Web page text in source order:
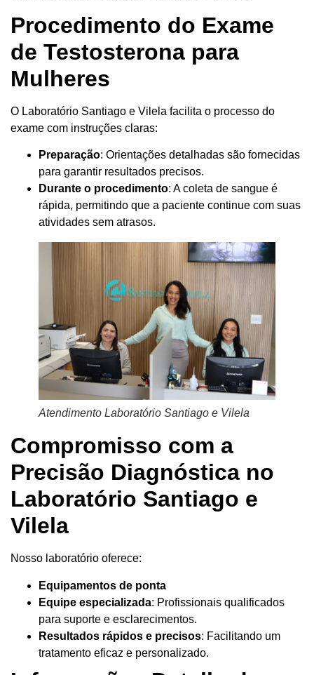
Procedimento do Exame
de Testosterona para
Mulheres
O Laboratório Santiago e Vilela facilita o processo do
exame com instruções claras:
Preparação: Orientações detalhadas são fornecidas
para garantir resultados precisos.
Durante o procedimento: A coleta de sangue é
rápida, permitindo que a paciente continue com suas
atividades sem atrasos.
Atendimento Laboratório Santiago e Vilela
Compromisso com a
Precisão Diagnóstica no
Laboratório Santiago e
Vilela
Nosso laboratório oferece:
Equipamentos de ponta
Equipe especializada: Profissionais qualificados
para suporte e esclarecimentos.
Resultados rápidos e precisos: Facilitando um
tratamento eficaz e personalizado.